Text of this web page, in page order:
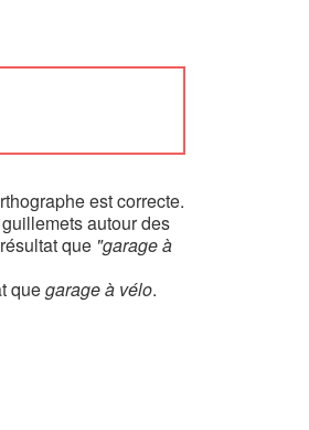
est correcte.
autour des
que "garage à
quegarage à vélo.